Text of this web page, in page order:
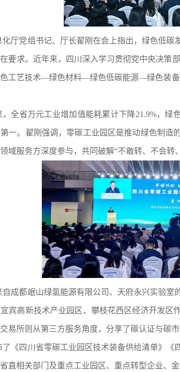
化厅党组书记、厅长翟刚在会上指出，绿色低
要求。近年来，四川深入学习贯彻党中央决策
工艺技术—绿色材料—绿色低碳能源—绿色装备
，全省万元工业增加值能耗累计下降21.9%，绿
一。翟刚强调，零碳工业园区是推动绿色制
域服务方深度参与，共同破解“不敢转、不会转
自成都岷山绿氢能源有限公司、天府永兴实验室
宾高新技术产业园区、攀枝花西区经济开发
易所则从第三方服务角度，分享了碳认证与碳市
了《四川省零碳工业园区技术装备供给清单》《
直相关部门及重点工业园区、重点转型企业、